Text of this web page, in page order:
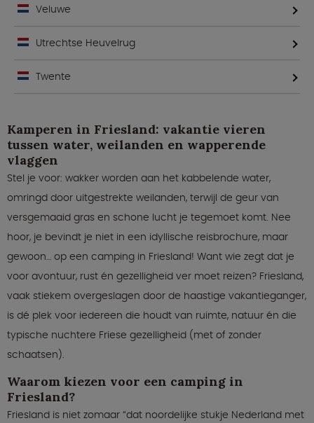
Veluwe
Utrechtse Heuvelrug
Twente
Kamperen in Friesland: vakantie vieren
tussen water, weilanden en wapperende
vlaggen
Stel je voor: wakker worden aan het kabbelende water,
omringd door uitgestrekte weilanden, terwijl de geur van
versgemaaid gras en schone lucht je tegemoet komt. Nee
hoor, je bevindt je niet in een idyllische reisbrochure, maar
gewoon… op een camping in Friesland! Want wie zegt dat je
voor avontuur, rust én gezelligheid ver moet reizen? Friesland,
vaak stiekem overgeslagen door de haastige vakantieganger,
is dé plek voor iedereen die houdt van ruimte, natuur én die
typische nuchtere Friese gezelligheid (met of zonder
schaatsen).
Waarom kiezen voor een camping in
Friesland?
Friesland is niet zomaar “dat noordelijke stukje Nederland met